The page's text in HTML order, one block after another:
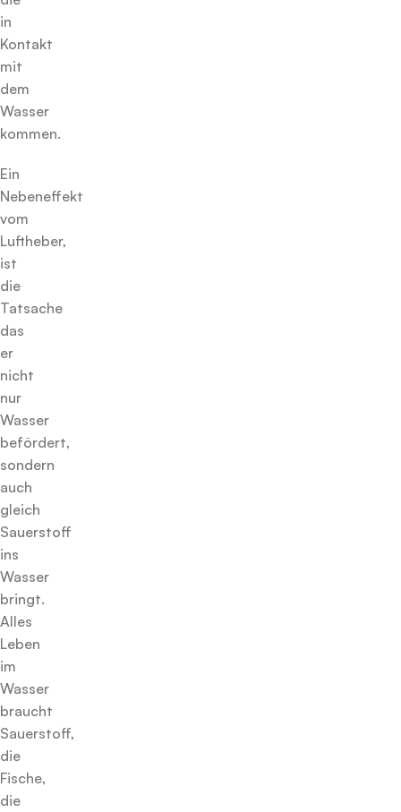
in
Kontakt
mit
dem
Wasser
kommen.
Ein
Nebeneffekt
vom
Luftheber,
ist
die
Tatsache
das
er
nicht
nur
Wasser
befördert,
sondern
auch
gleich
Sauerstoff
ins
Wasser
bringt.
Alles
Leben
im
Wasser
braucht
Sauerstoff,
die
Fische,
die